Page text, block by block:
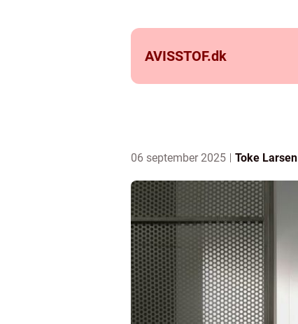
AVISSTOF.dk
06 september 2025 Toke Larsen